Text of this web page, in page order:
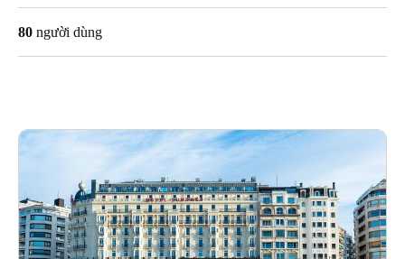
Vietnam
VietnameseEnglish
Australia / New Zealand
Save new selection as default
80 người dùng